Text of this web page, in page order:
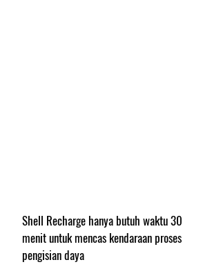
Shell Recharge hanya butuh waktu 30
menit untuk mencas kendaraan proses
pengisian daya